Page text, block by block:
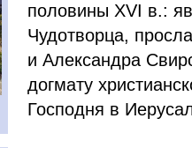
половины XVI в.:
Чудотворца,
и Александра
догмату
Господня в